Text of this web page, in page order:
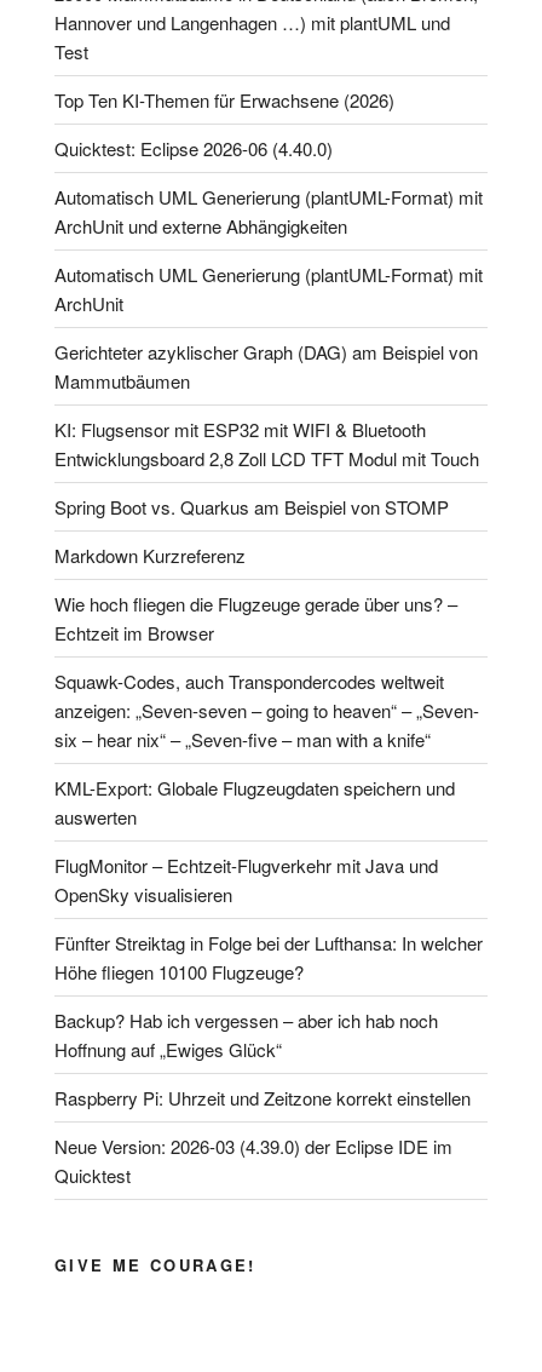
Hannover und Langenhagen …) mit plantUML und
Test
Top Ten KI-Themen für Erwachsene (2026)
Quicktest: Eclipse 2026-06 (4.40.0)
Automatisch UML Generierung (plantUML-Format) mit
ArchUnit und externe Abhängigkeiten
Automatisch UML Generierung (plantUML-Format) mit
ArchUnit
Gerichteter azyklischer Graph (DAG) am Beispiel von
Mammutbäumen
KI: Flugsensor mit ESP32 mit WIFI & Bluetooth
Entwicklungsboard 2,8 Zoll LCD TFT Modul mit Touch
Spring Boot vs. Quarkus am Beispiel von STOMP
Markdown Kurzreferenz
Wie hoch fliegen die Flugzeuge gerade über uns? –
Echtzeit im Browser
Squawk-Codes, auch Transpondercodes weltweit
anzeigen: „Seven-seven – going to heaven“ – „Seven-
six – hear nix“ – „Seven-five – man with a knife“
KML-Export: Globale Flugzeugdaten speichern und
auswerten
FlugMonitor – Echtzeit-Flugverkehr mit Java und
OpenSky visualisieren
Fünfter Streiktag in Folge bei der Lufthansa: In welcher
Höhe fliegen 10100 Flugzeuge?
Backup? Hab ich vergessen – aber ich hab noch
Hoffnung auf „Ewiges Glück“
Raspberry Pi: Uhrzeit und Zeitzone korrekt einstellen
Neue Version: 2026-03 (4.39.0) der Eclipse IDE im
Quicktest
GIVE ME COURAGE!